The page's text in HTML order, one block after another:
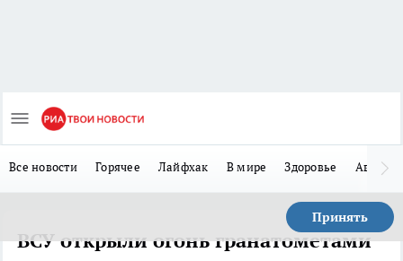
Все новости Горячее Лайфхак В мире Здоровье Авто
Принять
ВСУ открыли огонь гранатометами